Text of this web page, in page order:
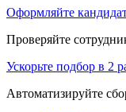
Оформляйте
Проверяйте
Ускорьте подбор в 2
Автоматизируйте